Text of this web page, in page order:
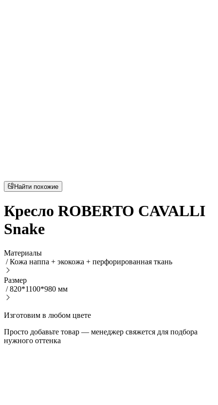
Найти похожие
Кресло ROBERTO CAVALLI
Snake
Материалы
/Кожа наппа + экокожа + перфорированная ткань
Размер
/820*1100*980 мм
Изготовим в любом цвете
Просто добавьте товар — менеджер свяжется для подбора
нужного оттенка